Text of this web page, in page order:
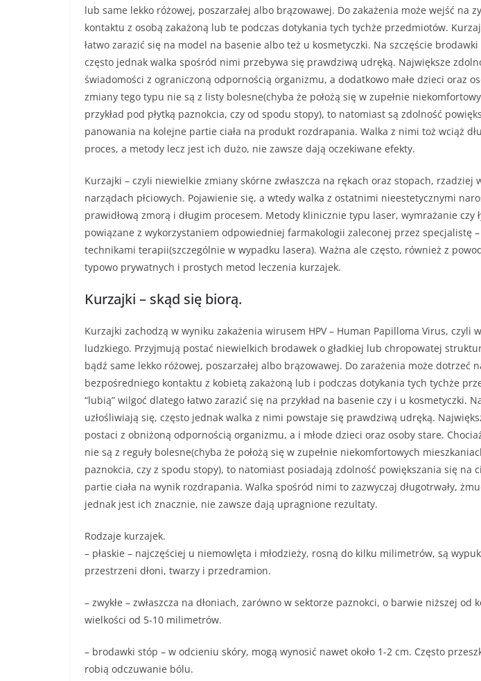
lub same lekko różowej, poszarzałej albo brązowawej. Do zakażenia może wejść na
kontaktu z osobą zakażoną lub te podczas dotykania tych tychże przedmiotów.
łatwo zarazić się na model na basenie albo też u kosmetyczki. Na szczęście
często jednak walka spośród nimi przebywa się prawdziwą udręką. Największe
świadomości z ograniczoną odpornością organizmu, a dodatkowo małe dzieci oraz
zmiany tego typu nie są z listy bolesne(chyba że położą się w zupełnie
przykład pod płytką paznokcia, czy od spodu stopy), to natomiast są zdolność
panowania na kolejne partie ciała na produkt rozdrapania. Walka z nimi toż wciąż
proces, a metody lecz jest ich dużo, nie zawsze dają oczekiwane efekty.
Kurzajki – czyli niewielkie zmiany skórne zwłaszcza na rękach oraz stopach, rzadziej
narządach płciowych. Pojawienie się, a wtedy walka z ostatnimi nieestetycznymi
prawidłową zmorą i długim procesem. Metody klinicznie typu laser, wymrażanie czy
powiązane z wykorzystaniem odpowiedniej farmakologii zaleconej przez specjalistę
technikami terapii(szczególnie w wypadku lasera). Ważna ale często, również z
typowo prywatnych i prostych metod leczenia kurzajek.
Kurzajki – skąd się biorą.
Kurzajki zachodzą w wyniku zakażenia wirusem HPV – Human Papilloma Virus, czyli
ludzkiego. Przyjmują postać niewielkich brodawek o gładkiej lub chropowatej
bądź same lekko różowej, poszarzałej albo brązowawej. Do zarażenia może dotrzeć
bezpośredniego kontaktu z kobietą zakażoną lub i podczas dotykania tych tychże
“lubią” wilgoć dlatego łatwo zarazić się na przykład na basenie czy i u kosmetyczki.
uzłośliwiają się, często jednak walka z nimi powstaje się prawdziwą udręką.
postaci z obniżoną odpornością organizmu, a i młode dzieci oraz osoby stare.
nie są z reguły bolesne(chyba że położą się w zupełnie niekomfortowych
paznokcia, czy z spodu stopy), to natomiast posiadają zdolność powiększania się na
partie ciała na wynik rozdrapania. Walka spośród nimi to zazwyczaj długotrwały,
jednak jest ich znacznie, nie zawsze dają upragnione rezultaty.
Rodzaje kurzajek.
– płaskie – najczęściej u niemowlęta i młodzieży, rosną do kilku milimetrów, są
przestrzeni dłoni, twarzy i przedramion.
– zwykłe – zwłaszcza na dłoniach, zarówno w sektorze paznokci, o barwie niższej od
wielkości od 5-10 milimetrów.
– brodawki stóp – w odcieniu skóry, mogą wynosić nawet około 1-2 cm. Często
robią odczuwanie bólu.